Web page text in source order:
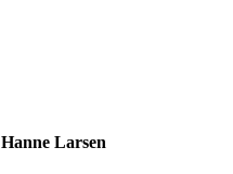
Hanne Larsen